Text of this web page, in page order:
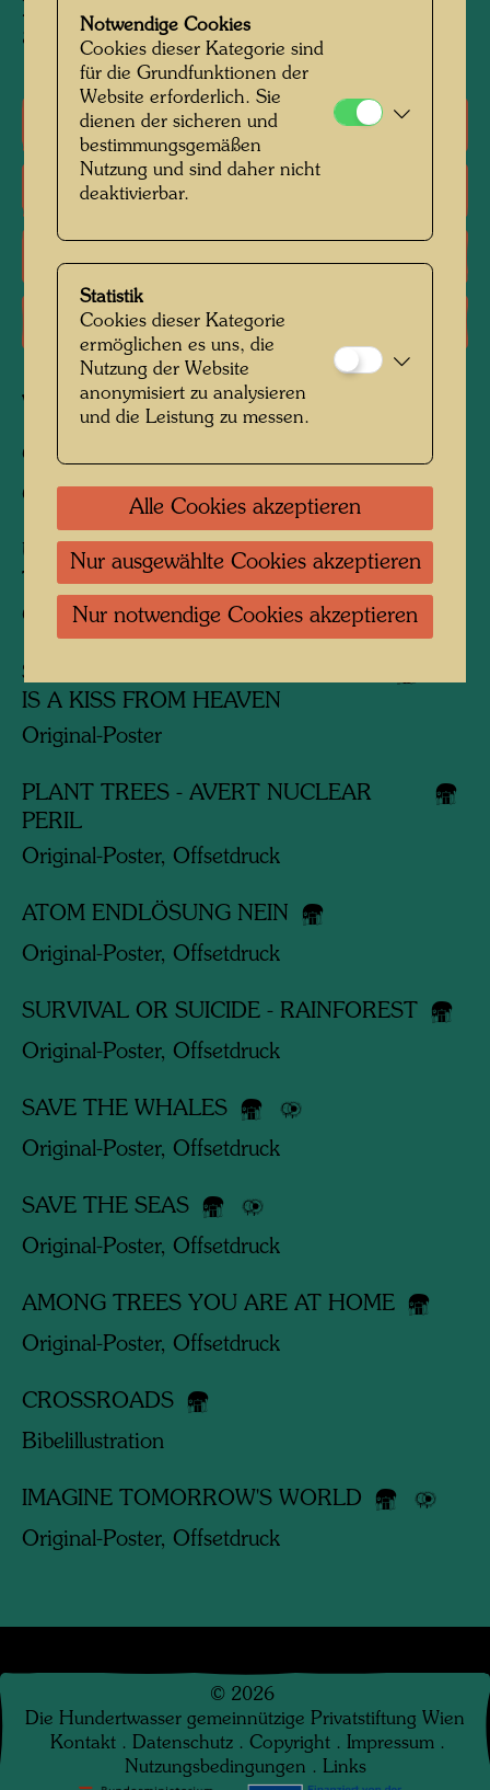
Nach Werk
Adaptation and collage after work
875 and work 936
Einzelausstellungen
Literatur: Monographien
Reproduktionen, Kunstdrucke
Verbundene Werke
CHILDREN AND THE ENVIRONMENT
Original-Poster
USE PUBLIC TRANSPORT - SAVE
THE CITY
Original-Poster, Offsetdruck
SAVE THE RAIN - EACH RAINDROP
IS A KISS FROM HEAVEN
Original-Poster
PLANT TREES - AVERT NUCLEAR
PERIL
Original-Poster, Offsetdruck
ATOM ENDLÖSUNG NEIN
Original-Poster, Offsetdruck
SURVIVAL OR SUICIDE - RAINFOREST
Original-Poster, Offsetdruck
SAVE THE WHALES
Original-Poster, Offsetdruck
SAVE THE SEAS
Original-Poster, Offsetdruck
AMONG TREES YOU ARE AT HOME
Original-Poster, Offsetdruck
CROSSROADS
Bibelillustration
IMAGINE TOMORROW'S WORLD
Original-Poster, Offsetdruck
© 2026
Die Hundertwasser gemeinnützige Privatstiftung Wien
Kontakt . Datenschutz . Copyright . Impressum .
Nutzungsbedingungen . Links
Notwendige Cookies
Cookies dieser Kategorie sind
für die Grundfunktionen der
Website erforderlich. Sie
dienen der sicheren und
bestimmungsgemäßen
Nutzung und sind daher nicht
deaktivierbar.
Statistik
Cookies dieser Kategorie
ermöglichen es uns, die
Nutzung der Website
anonymisiert zu analysieren
und die Leistung zu messen.
Alle Cookies akzeptieren
Nur ausgewählte Cookies akzeptieren
Nur notwendige Cookies akzeptieren